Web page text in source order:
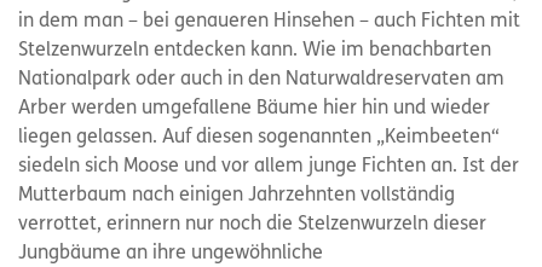
in dem man – bei genaueren Hinsehen – auch Fichten mit
Stelzenwurzeln entdecken kann. Wie im benachbarten
Nationalpark oder auch in den Naturwaldreservaten am
Arber werden umgefallene Bäume hier hin und wieder
liegen gelassen. Auf diesen sogenannten „Keimbeeten“
siedeln sich Moose und vor allem junge Fichten an. Ist der
Mutterbaum nach einigen Jahrzehnten vollständig
verrottet, erinnern nur noch die Stelzenwurzeln dieser
Jungbäume an ihre ungewöhnliche